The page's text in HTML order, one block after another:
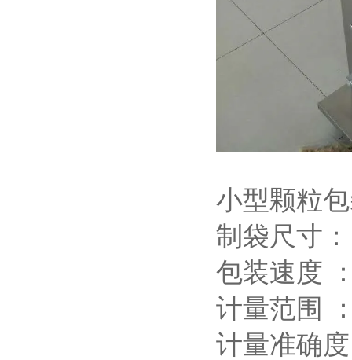
小型颗粒
制袋尺寸
包装速度
计量范围
计量准确